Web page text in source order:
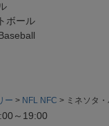
～19:00
ボール
ー NFL NFC ミネソタ